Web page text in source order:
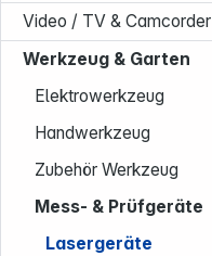
Video / TV & Camcorder
Werkzeug & Garten
Elektrowerkzeug
Handwerkzeug
Zubehör Werkzeug
Mess- & Prüfgeräte
Lasergeräte